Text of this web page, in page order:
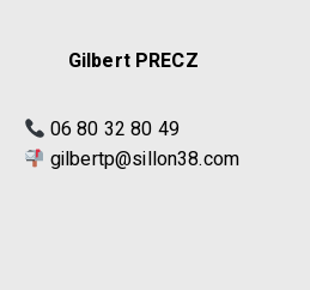
Gilbert PRECZ
06 80 32 80 49
gilbertp@sillon38.com